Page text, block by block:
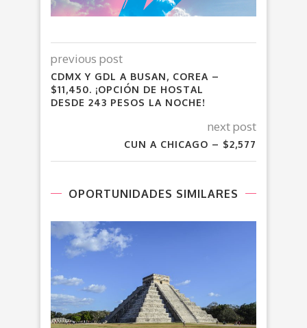
previous post
CDMX Y GDL A BUSAN, COREA –
$11,450. ¡OPCIÓN DE HOSTAL
DESDE 243 PESOS LA NOCHE!
next post
CUN A CHICAGO – $2,577
OPORTUNIDADES SIMILARES